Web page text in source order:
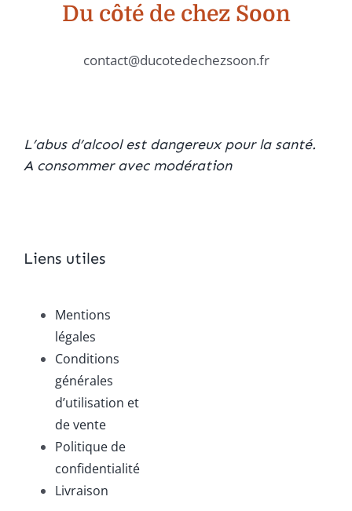
Du côté de chez Soon
contact@ducotedechezsoon.fr
L’abus d’alcool est dangereux pour la santé.
A consommer avec modération
Liens utiles
Mentions
légales
Conditions
générales
d’utilisation et
de vente
Politique de
confidentialité
Livraison